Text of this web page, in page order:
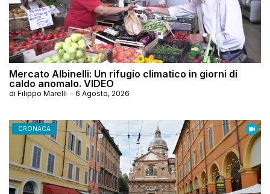
Mercato Albinelli: Un rifugio climatico in giorni di
caldo anomalo. VIDEO
di Filippo Marelli - 6 Agosto, 2026
CRONACA